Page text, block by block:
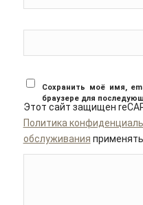
Сохранить моё имя,
браузере для
Этот сайт защищен
Политика
обслуживания